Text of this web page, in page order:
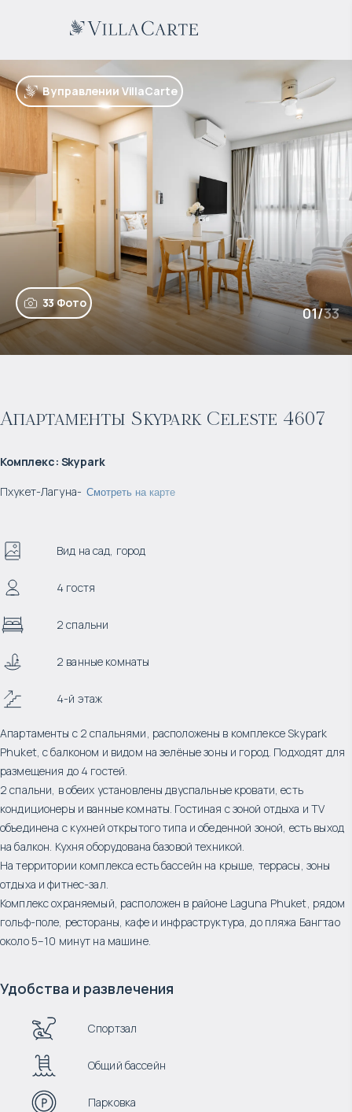
В управлении VillaCarte
33 Фото
01/33
Апартаменты Skypark Celeste 4607
Комплекс: Skypark
Пхукет-Лагуна- Смотреть на карте
Вид на сад, город
4 гостя
2 спальни
2 ванные комнаты
4-й этаж
Апартаменты с 2 спальнями, расположены в комплексе Skypark
Phuket, с балконом и видом на зелёные зоны и город. Подходят для
размещения до 4 гостей.
2 спальни, в обеих установлены двуспальные кровати, есть
кондиционеры и ванные комнаты. Гостиная с зоной отдыха и TV
объединена с кухней открытого типа и обеденной зоной, есть выход
на балкон. Кухня оборудована базовой техникой.
На территории комплекса есть бассейн на крыше, террасы, зоны
отдыха и фитнес-зал.
Комплекс охраняемый, расположен в районе Laguna Phuket, рядом
гольф-поле, рестораны, кафе и инфраструктура, до пляжа Бангтао
около 5–10 минут на машине.
Удобства и развлечения
Спортзал
Общий бассейн
Парковка